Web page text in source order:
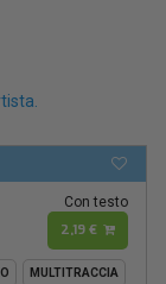
Con testo
2,19 €
MULTITRACCIA